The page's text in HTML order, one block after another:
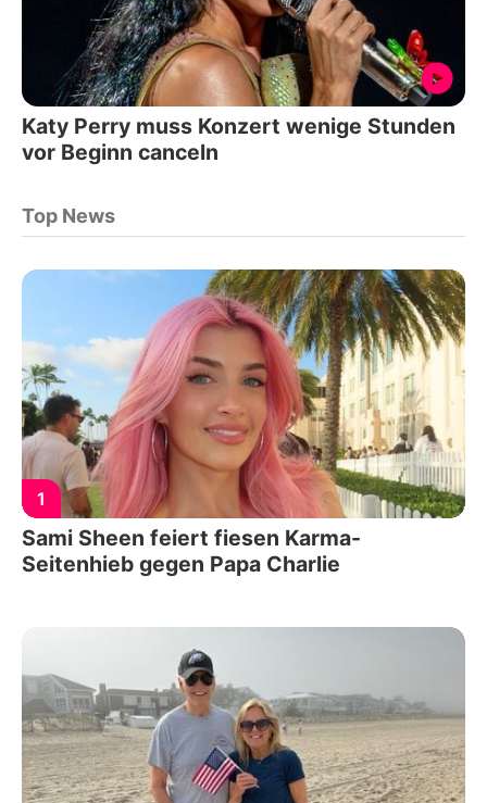
Katy Perry muss Konzert wenige Stunden
vor Beginn canceln
Top News
1
Sami Sheen feiert fiesen Karma-
Seitenhieb gegen Papa Charlie